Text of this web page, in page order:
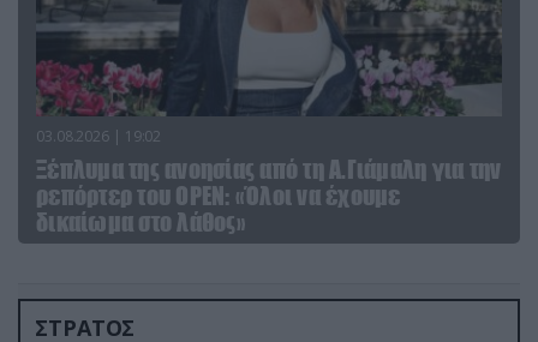
03.08.2026 | 19:02
Ξέπλυμα της ανοησίας από τη Α.Γιάμαλη για την
ρεπόρτερ του ΟΡΕΝ: «Όλοι να έχουμε
δικαίωμα στο λάθος»
ΣΤΡΑΤΟΣ